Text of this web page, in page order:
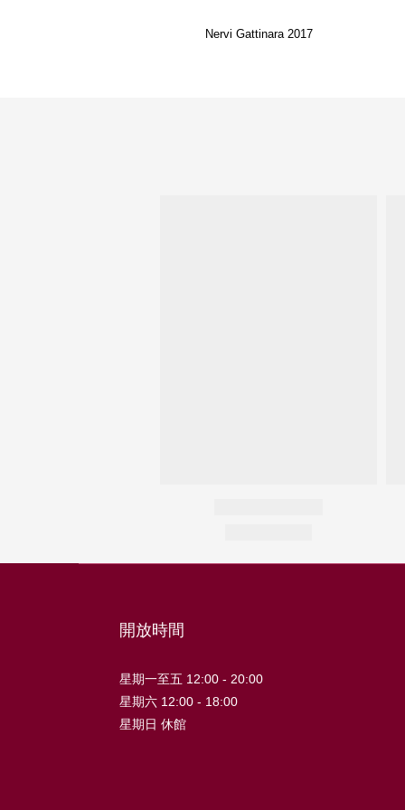
Nervi Gattinara 2017
開放時間
星期一至五 12:00 - 20:00
星期六 12:00 - 18:00
星期日 休館